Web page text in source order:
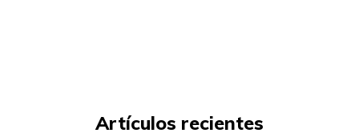
Artículos recientes